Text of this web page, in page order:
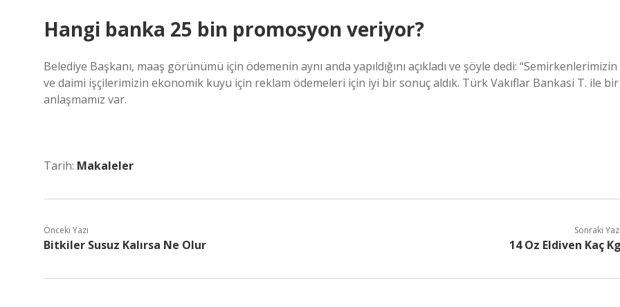
Hangi banka 25 bin promosyon veriyor?
Belediye Başkanı, maaş görünümü için ödemenin aynı anda yapıldığını açıkladı ve şöyle dedi: “Semirkenlerimizin
ve daimi işçilerimizin ekonomik kuyu için reklam ödemeleri için iyi bir sonuç aldık. Türk Vakıflar Bankasi T. ile bir
anlaşmamız var.
Tarih: Makaleler
Önceki Yazı
Bitkiler Susuz Kalırsa Ne Olur
Sonraki
14 Oz Eldiven Kaç